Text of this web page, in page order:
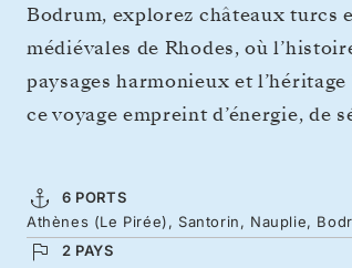
Bodrum, explorez châteaux turcs
médiévales de Rhodes, où
paysages harmonieux et
ce voyage empreint d’énergie, de
6 PORTS
Athènes (Le Pirée), Santorin, Nauplie,
2 PAYS